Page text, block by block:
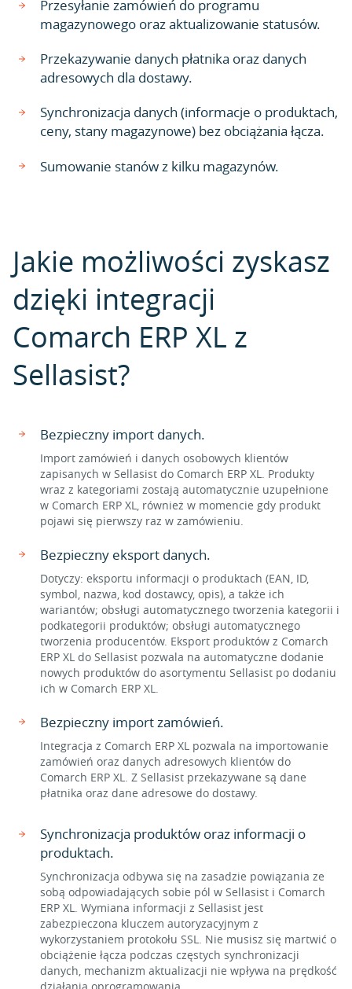
Przesyłanie zamówień do programu
magazynowego oraz aktualizowanie statusów.
Przekazywanie danych płatnika oraz danych
adresowych dla dostawy.
Synchronizacja danych (informacje o produktach,
ceny, stany magazynowe) bez obciążania łącza.
Sumowanie stanów z kilku magazynów.
Jakie możliwości zyskasz
dzięki integracji
Comarch ERP XL z
Sellasist?
Bezpieczny import danych.
Import zamówień i danych osobowych klientów
zapisanych w Sellasist do Comarch ERP XL. Produkty
wraz z kategoriami zostają automatycznie uzupełnione
w Comarch ERP XL, również w momencie gdy produkt
pojawi się pierwszy raz w zamówieniu.
Bezpieczny eksport danych.
Dotyczy: eksportu informacji o produktach (EAN, ID,
symbol, nazwa, kod dostawcy, opis), a także ich
wariantów; obsługi automatycznego tworzenia kategorii i
podkategorii produktów; obsługi automatycznego
tworzenia producentów. Eksport produktów z Comarch
ERP XL do Sellasist pozwala na automatyczne dodanie
nowych produktów do asortymentu Sellasist po dodaniu
ich w Comarch ERP XL.
Bezpieczny import zamówień.
Integracja z Comarch ERP XL pozwala na importowanie
zamówień oraz danych adresowych klientów do
Comarch ERP XL. Z Sellasist przekazywane są dane
płatnika oraz dane adresowe do dostawy.
Synchronizacja produktów oraz informacji o
produktach.
Synchronizacja odbywa się na zasadzie powiązania ze
sobą odpowiadających sobie pól w Sellasist i Comarch
ERP XL. Wymiana informacji z Sellasist jest
zabezpieczona kluczem autoryzacyjnym z
wykorzystaniem protokołu SSL. Nie musisz się martwić o
obciążenie łącza podczas częstych synchronizacji
danych, mechanizm aktualizacji nie wpływa na prędkość